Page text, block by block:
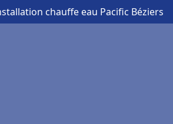
chauffe eau Pacific Béziers